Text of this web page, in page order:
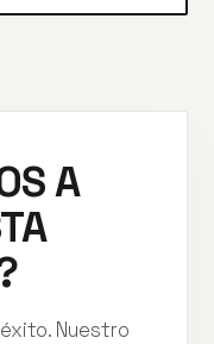
A
Nuestro